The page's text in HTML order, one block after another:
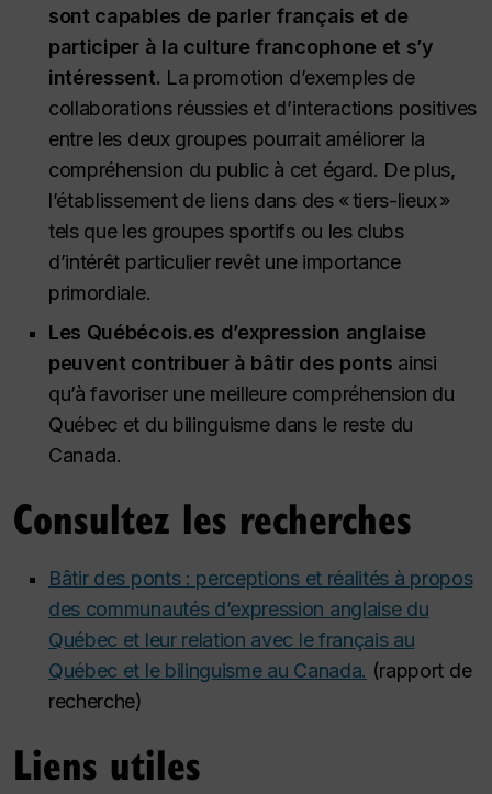
sont capables de parler français et de
participer à la culture francophone et s’y
intéressent. La promotion d’exemples de
collaborations réussies et d’interactions positives
entre les deux groupes pourrait améliorer la
compréhension du public à cet égard. De plus,
l’établissement de liens dans des « tiers-lieux »
tels que les groupes sportifs ou les clubs
d’intérêt particulier revêt une importance
primordiale.
Les Québécois.es d’expression anglaise
peuvent contribuer à bâtir des ponts ainsi
qu’à favoriser une meilleure compréhension du
Québec et du bilinguisme dans le reste du
Canada.
Consultez les recherches
Bâtir des ponts : perceptions et réalités à propos
des communautés d’expression anglaise du
Québec et leur relation avec le français au
Québec et le bilinguisme au Canada. (rapport de
recherche)
Liens utiles